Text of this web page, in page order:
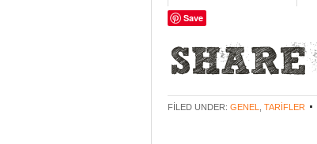
Save
FILED UNDER: GENEL TARIFLER